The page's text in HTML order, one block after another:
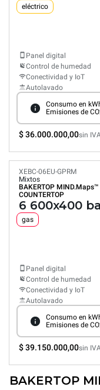
eléctrico
Panel digital
Control de humedad
Conectividad y IoT
Autolavado
Consumo en
Emisiones de
$ 36.000.000,00sin
XEBC-06EU-GPRM
Mixtos
BAKERTOP MIND.Maps™
COUNTERTOP
6 600x400
gas
Panel digital
Control de humedad
Conectividad y IoT
Autolavado
Consumo en
Emisiones de
$ 39.150.000,00sin
BAKERTOP